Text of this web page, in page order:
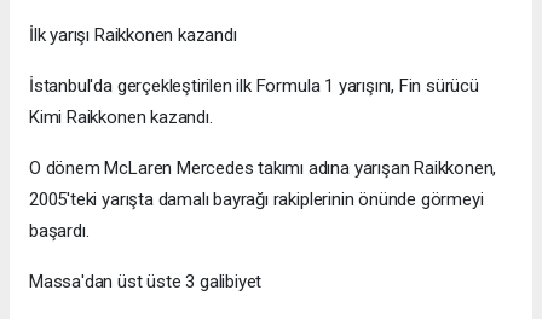
İlk yarışı Raikkonen kazandı
İstanbul'da gerçekleştirilen ilk Formula 1 yarışını, Fin sürücü
Kimi Raikkonen kazandı.
O dönem McLaren Mercedes takımı adına yarışan Raikkonen,
2005'teki yarışta damalı bayrağı rakiplerinin önünde görmeyi
başardı.
Massa'dan üst üste 3 galibiyet